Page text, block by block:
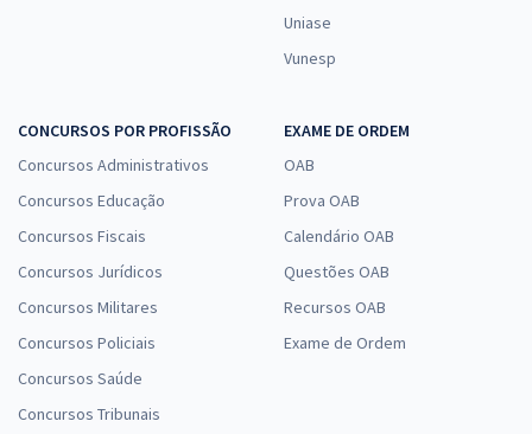
Uniase
Vunesp
CONCURSOS POR PROFISSÃO
Concursos Administrativos
Concursos Educação
Concursos Fiscais
Concursos Jurídicos
Concursos Militares
Concursos Policiais
Concursos Saúde
Concursos Tribunais
EXAME DE ORDEM
OAB
Prova OAB
Calendário OAB
Questões OAB
Recursos OAB
Exame de Ordem